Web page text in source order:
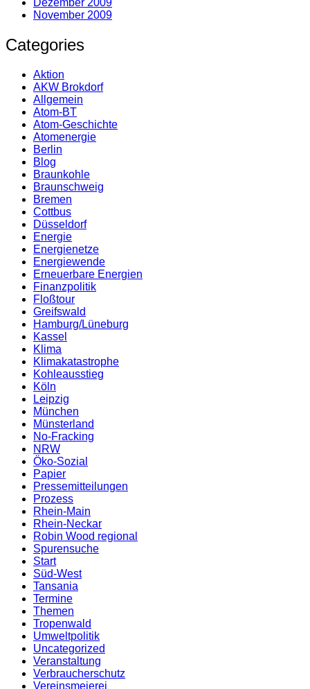
Dezember 2009
November 2009
Categories
Aktion
AKW Brokdorf
Allgemein
Atom-BT
Atom-Geschichte
Atomenergie
Berlin
Blog
Braunkohle
Braunschweig
Bremen
Cottbus
Düsseldorf
Energie
Energienetze
Energiewende
Erneuerbare Energien
Finanzpolitik
Floßtour
Greifswald
Hamburg/Lüneburg
Kassel
Klima
Klimakatastrophe
Kohleausstieg
Köln
Leipzig
München
Münsterland
No-Fracking
NRW
Öko-Sozial
Papier
Pressemitteilungen
Prozess
Rhein-Main
Rhein-Neckar
Robin Wood regional
Spurensuche
Start
Süd-West
Tansania
Termine
Themen
Tropenwald
Umweltpolitik
Uncategorized
Veranstaltung
Verbraucherschutz
Vereinsmeierei